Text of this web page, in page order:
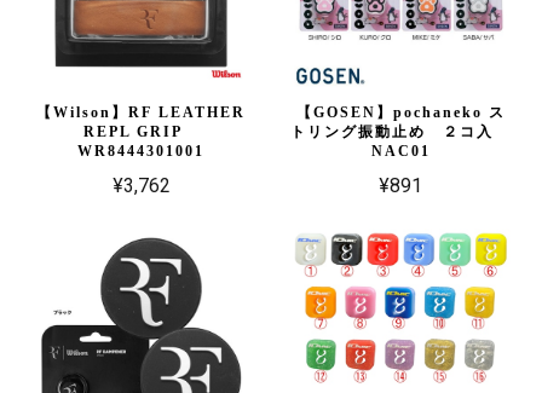
【Wilson】RF LEATHER
REPL GRIP
WR8444301001
¥3,762
【GOSEN】pochaneko ス
トリング振動止め ２コ入
NAC01
¥891